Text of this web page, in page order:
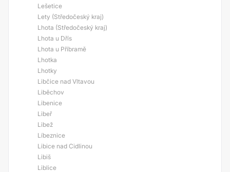
Lešetice
Lety (Středočeský kraj)
Lhota (Středočeský kraj)
Lhota u Dřís
Lhota u Příbramě
Lhotka
Lhotky
Libčice nad Vltavou
Liběchov
Libenice
Libeř
Libež
Líbeznice
Libice nad Cidlinou
Libiš
Liblice